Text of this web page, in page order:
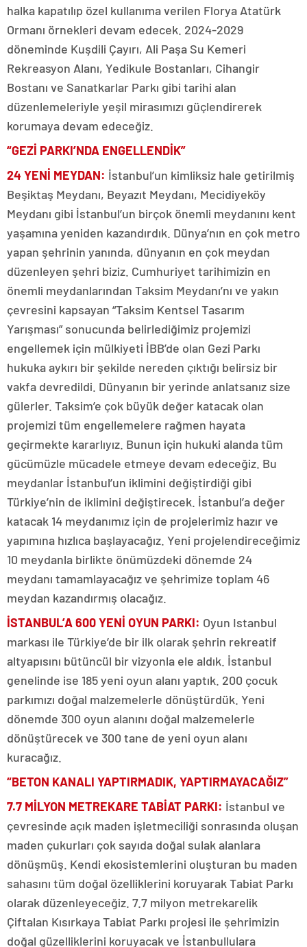
halka kapatılıp özel kullanıma verilen Florya Atatürk
Ormanı örnekleri devam edecek. 2024-2029
döneminde Kuşdili Çayırı, Ali Paşa Su Kemeri
Rekreasyon Alanı, Yedikule Bostanları, Cihangir
Bostanı ve Sanatkarlar Parkı gibi tarihi alan
düzenlemeleriyle yeşil mirasımızı güçlendirerek
korumaya devam edeceğiz.
“GEZİ PARKI’NDA ENGELLENDİK”
24 YENİ MEYDAN: İstanbul’un kimliksiz hale getirilmiş
Beşiktaş Meydanı, Beyazıt Meydanı, Mecidiyeköy
Meydanı gibi İstanbul’un birçok önemli meydanını kent
yaşamına yeniden kazandırdık. Dünya’nın en çok metro
yapan şehrinin yanında, dünyanın en çok meydan
düzenleyen şehri biziz. Cumhuriyet tarihimizin en
önemli meydanlarından Taksim Meydanı’nı ve yakın
çevresini kapsayan “Taksim Kentsel Tasarım
Yarışması” sonucunda belirlediğimiz projemizi
engellemek için mülkiyeti İBB’de olan Gezi Parkı
hukuka aykırı bir şekilde nereden çıktığı belirsiz bir
vakfa devredildi. Dünyanın bir yerinde anlatsanız size
gülerler. Taksim’e çok büyük değer katacak olan
projemizi tüm engellemelere rağmen hayata
geçirmekte kararlıyız. Bunun için hukuki alanda tüm
gücümüzle mücadele etmeye devam edeceğiz. Bu
meydanlar İstanbul’un iklimini değiştirdiği gibi
Türkiye’nin de iklimini değiştirecek. İstanbul’a değer
katacak 14 meydanımız için de projelerimiz hazır ve
yapımına hızlıca başlayacağız. Yeni projelendireceğimiz
10 meydanla birlikte önümüzdeki dönemde 24
meydanı tamamlayacağız ve şehrimize toplam 46
meydan kazandırmış olacağız.
İSTANBUL’A 600 YENİ OYUN PARKI: Oyun Istanbul
markası ile Türkiye’de bir ilk olarak şehrin rekreatif
altyapısını bütüncül bir vizyonla ele aldık. İstanbul
genelinde ise 185 yeni oyun alanı yaptık. 200 çocuk
parkımızı doğal malzemelerle dönüştürdük. Yeni
dönemde 300 oyun alanını doğal malzemelerle
dönüştürecek ve 300 tane de yeni oyun alanı
kuracağız.
“BETON KANALI YAPTIRMADIK, YAPTIRMAYACAĞIZ”
7.7 MİLYON METREKARE TABİAT PARKI: İstanbul ve
çevresinde açık maden işletmeciliği sonrasında oluşan
maden çukurları çok sayıda doğal sulak alanlara
dönüşmüş. Kendi ekosistemlerini oluşturan bu maden
sahasını tüm doğal özelliklerini koruyarak Tabiat Parkı
olarak düzenleyeceğiz. 7.7 milyon metrekarelik
Çiftalan Kısırkaya Tabiat Parkı projesi ile şehrimizin
doğal güzelliklerini koruyacak ve İstanbullulara